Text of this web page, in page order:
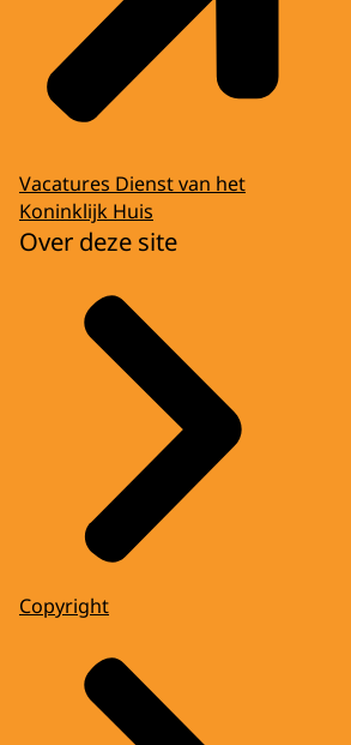
Vacatures Dienst van het
Koninklijk Huis
Over deze site
Copyright